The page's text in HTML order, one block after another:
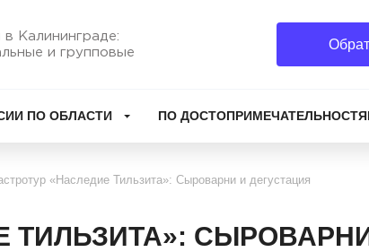
в Калининграде:
и групповые
ПО ОБЛАСТИ ПО
«Наследие Тильзита»: Сыроварни и дегустация
ТИЛЬЗИТА»: